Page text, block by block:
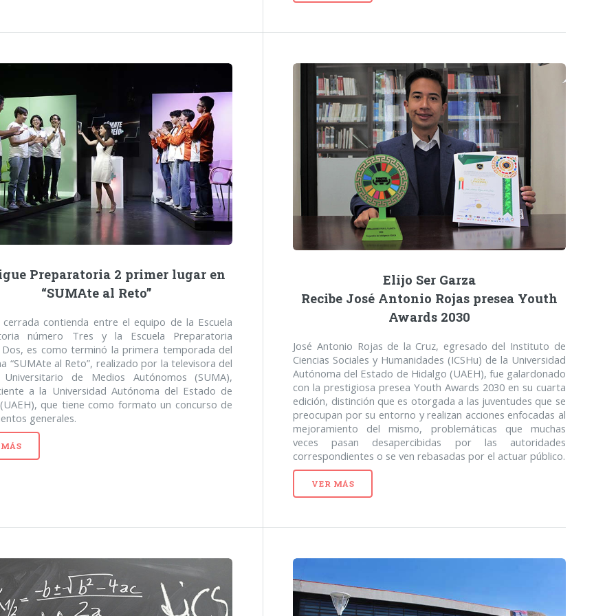
Preparatoria 2 primer lugar en
“SUMAte al Reto”
cerrada contienda entre el equipo de la Escuela
número Tres y la Escuela Preparatoria
es como terminó la primera temporada del
“SUMAte al Reto”, realizado por la televisora del
Universitario de Medios Autónomos (SUMA),
a la Universidad Autónoma del Estado de
que tiene como formato un concurso de
generales.
Elijo Ser Garza
Recibe José Antonio Rojas presea Youth
Awards 2030
José Antonio Rojas de la Cruz, egresado del Instituto de
Ciencias Sociales y Humanidades (ICSHu) de la Universidad
Autónoma del Estado de Hidalgo (UAEH), fue galardonado
con la prestigiosa presea Youth Awards 2030 en su cuarta
edición, distinción que es otorgada a las juventudes que se
preocupan por su entorno y realizan acciones enfocadas al
mejoramiento del mismo, problemáticas que muchas
veces pasan desapercibidas por las autoridades
correspondientes o se ven rebasadas por el actuar público.
VER MÁS